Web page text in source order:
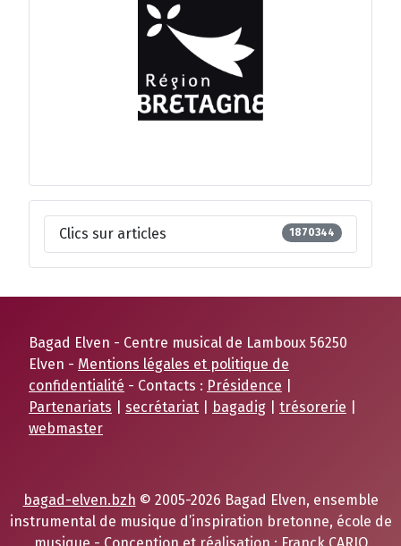
Clics sur articles 1870344
Bagad Elven - Centre musical de Lamboux 56250
Elven - Mentions légales et politique de
confidentialité - Contacts : Présidence
Partenariats
secrétariat bagadig trésorerie
webmaster
bagad-elven.bzh © 2005-2026 Bagad Elven, ensemble
instrumental de musique d’inspiration bretonne, école de